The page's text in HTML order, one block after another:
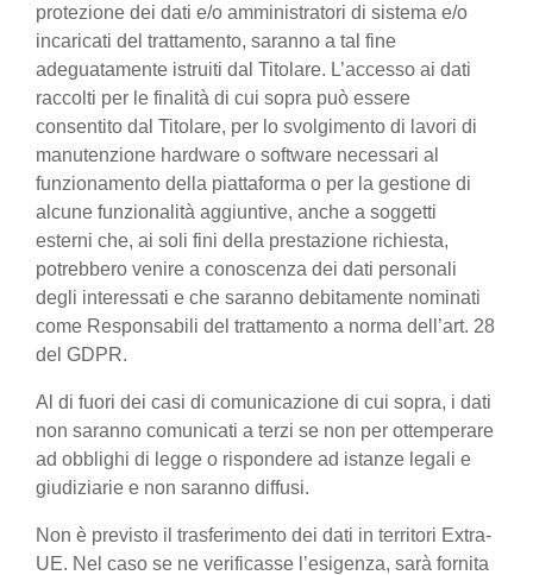
protezione dei dati e/o amministratori di sistema e/o
incaricati del trattamento, saranno a tal fine
adeguatamente istruiti dal Titolare. L’accesso ai dati
raccolti per le finalità di cui sopra può essere
consentito dal Titolare, per lo svolgimento di lavori di
manutenzione hardware o software necessari al
funzionamento della piattaforma o per la gestione di
alcune funzionalità aggiuntive, anche a soggetti
esterni che, ai soli fini della prestazione richiesta,
potrebbero venire a conoscenza dei dati personali
degli interessati e che saranno debitamente nominati
come Responsabili del trattamento a norma dell’art. 28
del GDPR.
Al di fuori dei casi di comunicazione di cui sopra, i dati
non saranno comunicati a terzi se non per ottemperare
ad obblighi di legge o rispondere ad istanze legali e
giudiziarie e non saranno diffusi.
Non è previsto il trasferimento dei dati in territori Extra-
UE. Nel caso se ne verificasse l’esigenza, sarà fornita